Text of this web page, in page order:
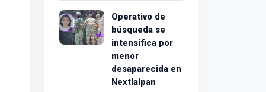
Operativo de
búsqueda se
intensifica por
menor
desaparecida en
Nextlalpan